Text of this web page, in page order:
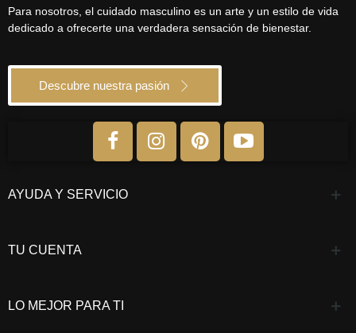
Para nosotros, el cuidado masculino es un arte y un estilo de vida
dedicado a ofrecerte una verdadera sensación de bienestar.
Descubre nuestra pasión
AYUDA Y SERVICIO
TU CUENTA
LO MEJOR PARA TI